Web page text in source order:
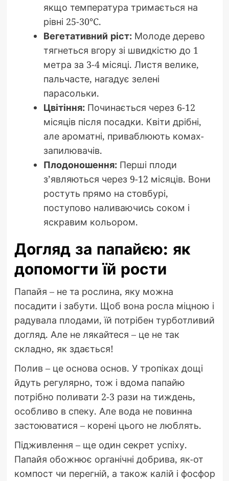
якщо температура тримається на
рівні 25-30°C.
Вегетативний ріст:Молоде дерево
тягнеться вгору зі швидкістю до 1
метра за 3-4 місяці. Листя велике,
пальчасте, нагадує зелені
парасольки.
Цвітіння:Починається через 6-12
місяців після посадки. Квіти дрібні,
але ароматні, приваблюють комах-
запилювачів.
Плодоношення:Перші плоди
з’являються через 9-12 місяців. Вони
ростуть прямо на стовбурі,
поступово наливаючись соком і
яскравим кольором.
Догляд за папайєю: як
допомогти їй рости
Папайя – не та рослина, яку можна
посадити і забути. Щоб вона росла міцною і
радувала плодами, їй потрібен турботливий
догляд. Але не лякайтеся – це не так
складно, як здається!
Полив – це основа основ. У тропіках дощі
йдуть регулярно, тож і вдома папайю
потрібно поливати 2-3 рази на тиждень,
особливо в спеку. Але вода не повинна
застоюватися – корені цього не люблять.
Підживлення – ще один секрет успіху.
Папайя обожнює органічні добрива, як-от
компост чи перегній, а також калій і фосфор